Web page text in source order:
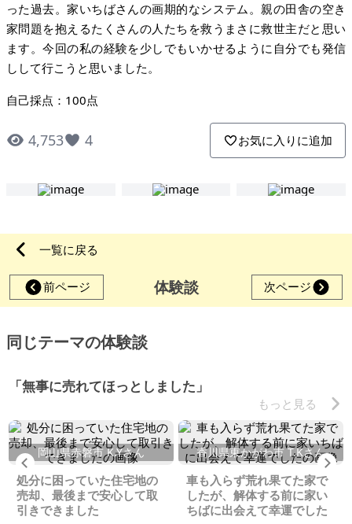
った過去。家いちばさんの画期的なシステム。親の田舎の空き
家問題を抱えるたくさんの人たちを救うまさに救世主だと思い
ます。今回の私の経験を少しでもいかせるように自分でも発信
しして行こうと思いました。
自己採点：100点
4,753 4 お気に入りに追加
一覧に戻る
前ページ 体験談 次ページ
同じテーマの体験談
「無事に売れてほっとしました」
もっと見る
Previous
岡山県赤磐市 K.Yさん
処分に困っていた住宅地の
売却、最後まで安心して取
引きできました
香川県東かがわ市 T.Kさん
車も入らず荒れ果てた家で
したが、解体する前に家い
ちばに出会えて幸運でした